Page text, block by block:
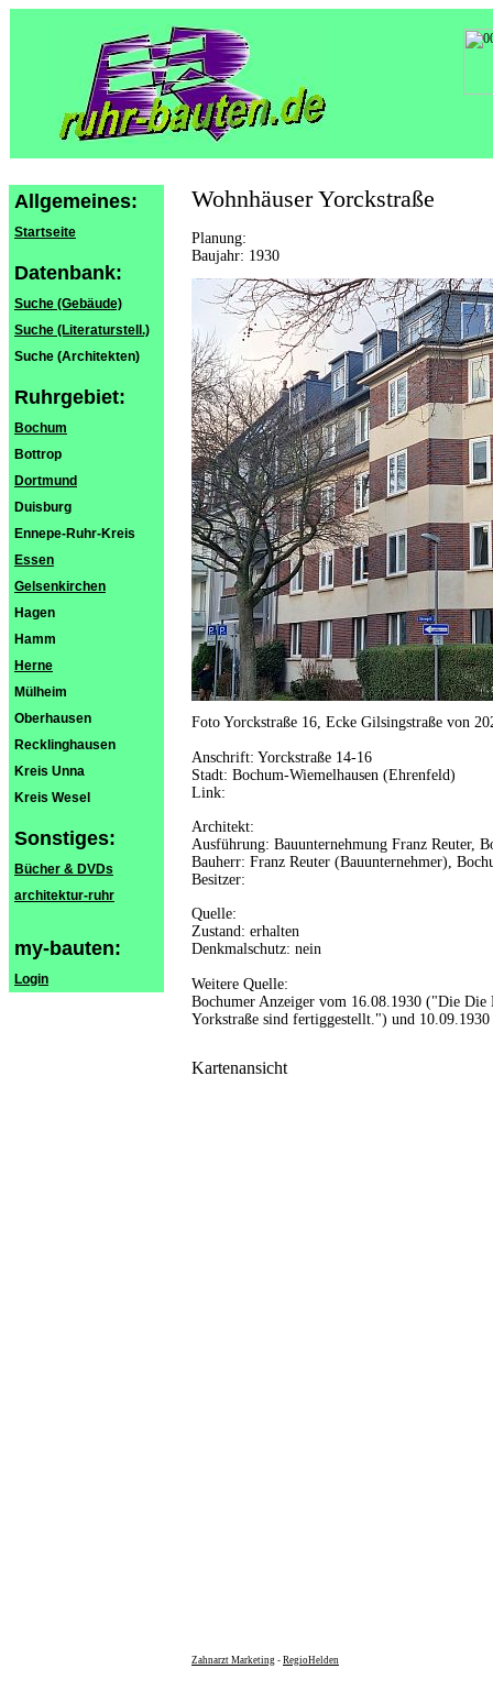
Allgemeines:
Startseite
Datenbank:
Suche (Gebäude)
Suche (Literaturstell.)
Suche (Architekten)
Ruhrgebiet:
Bochum
Bottrop
Dortmund
Duisburg
Ennepe-Ruhr-Kreis
Essen
Gelsenkirchen
Hagen
Hamm
Herne
Mülheim
Oberhausen
Recklinghausen
Kreis Unna
Kreis Wesel
Sonstiges:
Bücher & DVDs
architektur-ruhr
my-bauten:
Login
Wohnhäuser Yorckstraße
Planung:
Baujahr: 1930
Foto Yorckstraße 16, Ecke Gilsingstraße von
Anschrift: Yorckstraße 14-16
Stadt: Bochum-Wiemelhausen (Ehrenfeld)
Link:
Architekt:
Ausführung: Bauunternehmung Franz Reuter,
Bauherr: Franz Reuter (Bauunternehmer),
Besitzer:
Quelle:
Zustand: erhalten
Denkmalschutz: nein
Weitere Quelle:
Bochumer Anzeiger vom 16.08.1930 ("Die Die
Yorkstraße sind fertiggestellt.") und 10.09.1930
Kartenansicht
Zahnarzt Marketing - RegioHelden